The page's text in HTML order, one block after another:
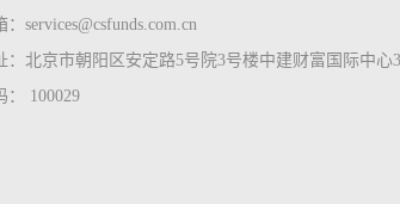
services@csfunds.com.cn
：北京市朝阳区安定路5号院3号楼中建财富国际中心
： 100029